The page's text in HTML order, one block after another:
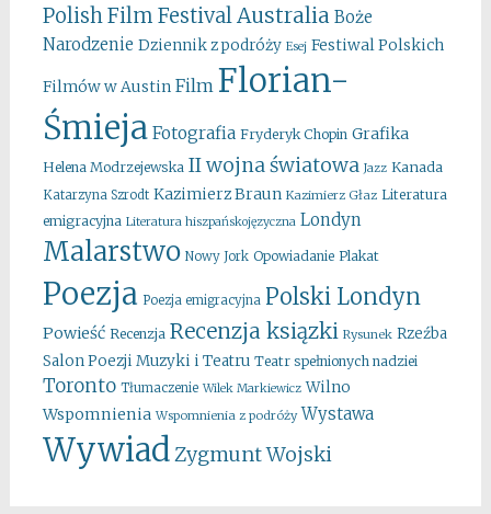
Polish Film Festival Australia Boże
Narodzenie Dziennik z podróży Esej Festiwal Polskich
Filmów w Austin Film Florian-
Śmieja Fotografia Fryderyk Chopin Grafika
Helena Modrzejewska II wojna światowa Jazz Kanada
Katarzyna Szrodt Kazimierz Braun Kazimierz Głaz Literatura
emigracyjna Literatura hiszpańskojęzyczna Londyn
Malarstwo Nowy Jork Opowiadanie Plakat
Poezja Poezja emigracyjna Polski Londyn
Powieść Recenzja Recenzja ksiązki Rysunek Rzeźba
Salon Poezji Muzyki i Teatru Teatr spełnionych nadziei
Toronto Tłumaczenie Wilek Markiewicz Wilno
Wspomnienia Wspomnienia z podróży Wystawa
WywiadZygmunt Wojski